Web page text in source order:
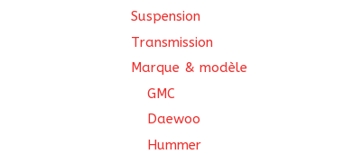
Suspension
Transmission
Marque & modèle
GMC
Daewoo
Hummer